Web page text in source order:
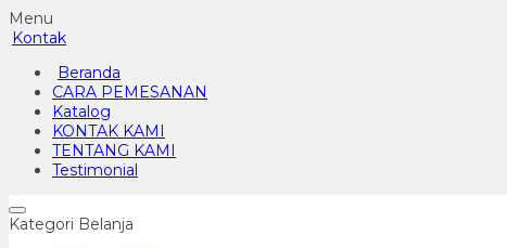
Menu
Kontak
Beranda
CARA PEMESANAN
Katalog
KONTAK KAMI
TENTANG KAMI
Testimonial
Kategori Belanja